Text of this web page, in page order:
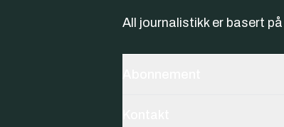
All journalistikk er basert på